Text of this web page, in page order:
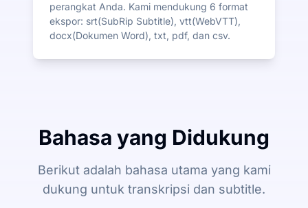
perangkat Anda. Kami mendukung 6 format
ekspor: srt(SubRip Subtitle), vtt(WebVTT),
docx(Dokumen Word), txt, pdf, dan csv.
Bahasa yang Didukung
Berikut adalah bahasa utama yang kami
dukung untuk transkripsi dan subtitle.